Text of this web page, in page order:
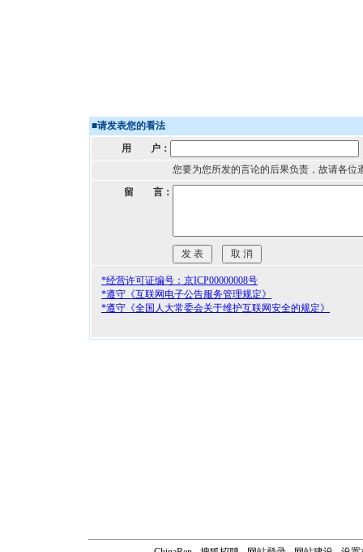
■请发表您的看法
用 户：
您要为您所发的言论的后果负责，故请各位
留 言：
*经营许可证编号：京ICP00000008号
*遵守《互联网电子公告服务管理规定》
*遵守《全国人大常委会关于维护互联网安全的规定》